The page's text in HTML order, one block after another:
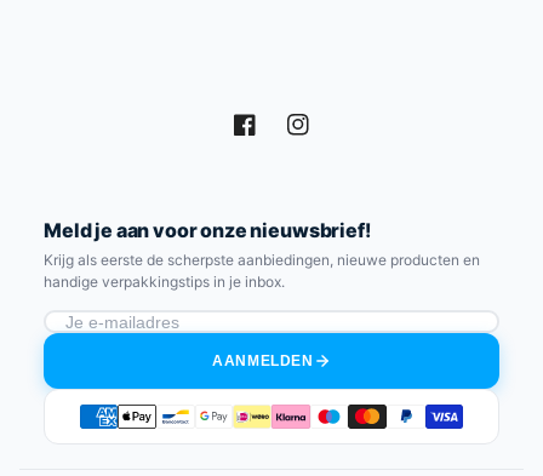
FacebookInstagram
Meld je aan voor onze nieuwsbrief!
Krijg als eerste de scherpste aanbiedingen, nieuwe producten en
handige verpakkingstips in je inbox.
AANMELDEN
Betaalmethoden